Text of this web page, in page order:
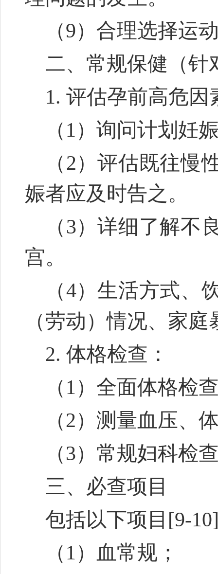
（9）合理选择运
二、常规保健（针
1. 评估孕前高危因
（1）询问计划妊
（2）评估既往慢
娠者应及时告之。
（3）详细了解不
宫。
（4）生活方式、
（劳动）情况、家
2. 体格检查：
（1）全面体格检
（2）测量血压、
（3）常规妇科检
三、必查项目
包括以下项目 [9-
（1）血常规；